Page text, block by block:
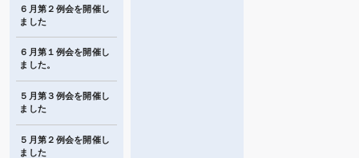
６月第２例会を開催し
ました
６月第１例会を開催し
ました。
５月第３例会を開催し
ました
５月第２例会を開催し
ました